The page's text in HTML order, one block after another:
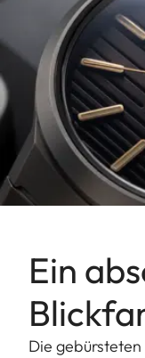
Ein
Die